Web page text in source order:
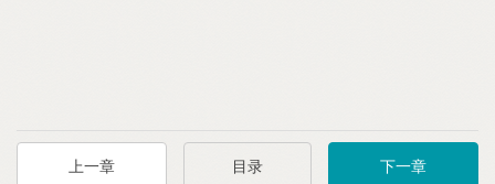
上一章 目录 下一章